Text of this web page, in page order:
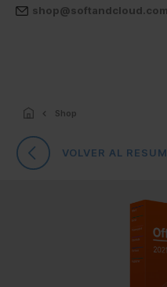
shop@softandcloud.com
Shop
VOLVER AL